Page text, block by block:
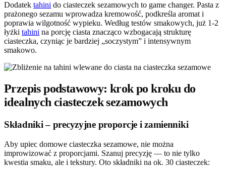
Dodatek tahini do ciasteczek sezamowych to game changer. Pasta z
prażonego sezamu wprowadza kremowość, podkreśla aromat i
poprawia wilgotność wypieku. Według testów smakowych, już 1-2
łyżki tahini na porcję ciasta znacząco wzbogacają strukturę
ciasteczka, czyniąc je bardziej „soczystym” i intensywnym
smakowo.
Przepis podstawowy: krok po kroku do
idealnych ciasteczek sezamowych
Składniki – precyzyjne proporcje i zamienniki
Aby upiec domowe ciasteczka sezamowe, nie można
improwizować z proporcjami. Szanuj precyzję — to nie tylko
kwestia smaku, ale i tekstury. Oto składniki na ok. 30 ciasteczek: